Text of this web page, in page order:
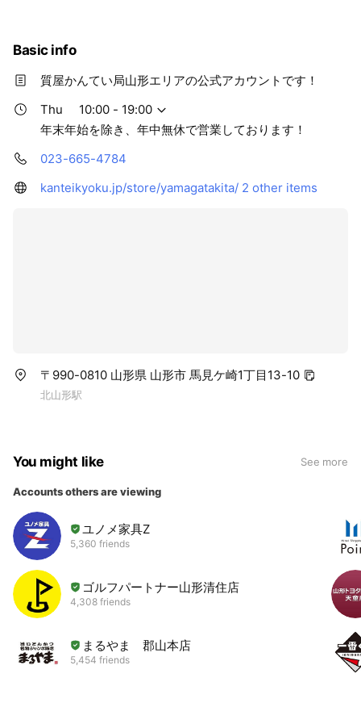
Basic info
質屋かんてい局山形エリアの公式アカウントです！
Thu
10:00 - 19:00
年末年始を除き、年中無休で営業しております！
023-665-4784
kanteikyoku.jp/store/yamagatakita/ 2 other items
〒990-0810 山形県 山形市 馬見ケ崎1丁目13-10
北山形駅
You might like See more
Accounts others are viewing
ユノメ家具Z
5,360 friends
ゴルフパートナー山形清住店
4,308 friends
まるやま 郡山本店
5,454 friends